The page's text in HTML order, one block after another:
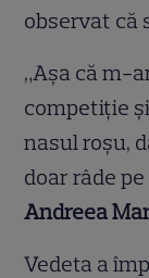
observat că
„Așa că m-
competiție
nasul roșu,
doar râde
Andreea
Vedeta a